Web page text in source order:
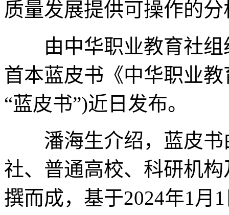
质量发展提供可操作的
由中华职业教育社组
首本蓝皮书《中华职业
“蓝皮书”)近日发布。
潘海生介绍，蓝皮书
社、普通高校、科研机
撰而成，基于2024年1月